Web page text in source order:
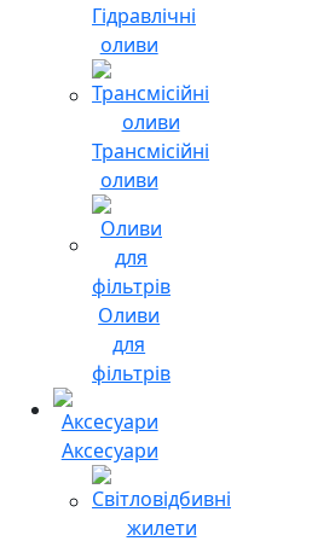
Гідравлічні
оливи
Трансмісійні
оливи
Оливи
для
фільтрів
Аксесуари